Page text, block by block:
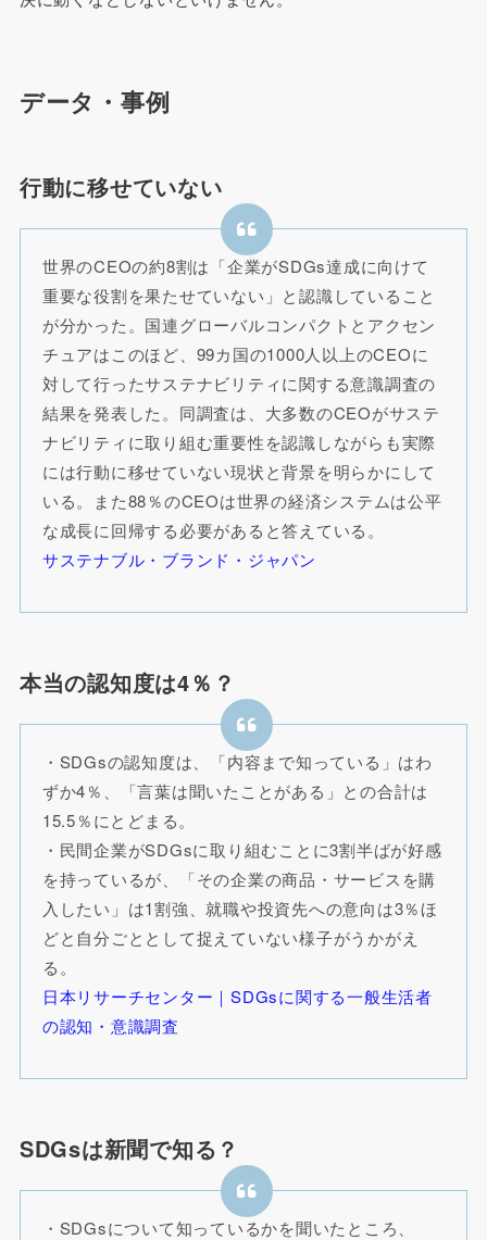
データ・事例
行動に移せていない
世界のCEOの約8割は「企業がSDGs達成に向けて
重要な役割を果たせていない」と認識していること
が分かった。国連グローバルコンパクトとアクセン
チュアはこのほど、99カ国の1000人以上のCEOに
対して行ったサステナビリティに関する意識調査の
結果を発表した。同調査は、大多数のCEOがサステ
ナビリティに取り組む重要性を認識しながらも実際
には行動に移せていない現状と背景を明らかにして
いる。また88％のCEOは世界の経済システムは公平
な成長に回帰する必要があると答えている。
サステナブル・ブランド・ジャパン
本当の認知度は4％？
・SDGsの認知度は、「内容まで知っている」はわ
ずか4％、「言葉は聞いたことがある」との合計は
15.5％にとどまる。
・民間企業がSDGsに取り組むことに3割半ばが好感
を持っているが、「その企業の商品・サービスを購
入したい」は1割強、就職や投資先への意向は3％ほ
どと自分ごととして捉えていない様子がうかがえ
る。
日本リサーチセンター｜SDGsに関する一般生活者
の認知・意識調査
SDGsは新聞で知る？
・SDGsについて知っているかを聞いたところ、